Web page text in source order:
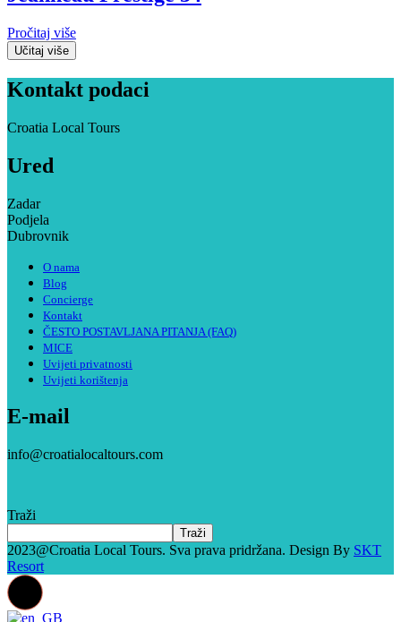
Pročitaj više
Učitaj više
Kontakt podaci
Croatia Local Tours
Ured
Zadar
Podjela
Dubrovnik
O nama
Blog
Concierge
Kontakt
ČESTO POSTAVLJANA PITANJA (FAQ)
MICE
Uvijeti privatnosti
Uvijeti korištenja
E-mail
info@croatialocaltours.com
Traži
Traži
2023@Croatia Local Tours. Sva prava pridržana. Design By SKT
Resort